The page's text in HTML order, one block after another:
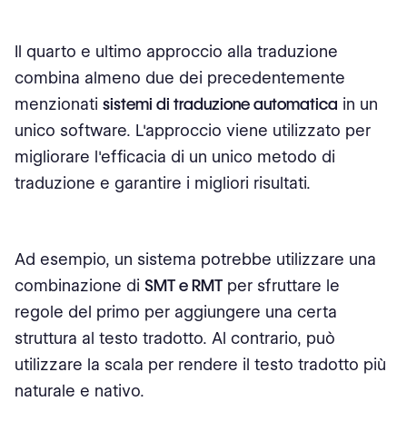
Il quarto e ultimo approccio alla traduzione
combina almeno due dei precedentemente
menzionati sistemi di traduzione automatica in un
unico software. L'approccio viene utilizzato per
migliorare l'efficacia di un unico metodo di
traduzione e garantire i migliori risultati.
Ad esempio, un sistema potrebbe utilizzare una
combinazione di SMT e RMT per sfruttare le
regole del primo per aggiungere una certa
struttura al testo tradotto. Al contrario, può
utilizzare la scala per rendere il testo tradotto più
naturale e nativo.